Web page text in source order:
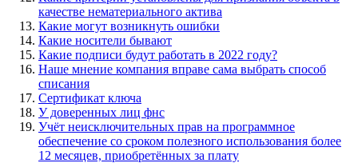
качестве нематериального актива
Какие могут возникнуть ошибки
Какие носители бывают
Какие подписи будут работать в 2022 году?
Наше мнение компания вправе сама выбрать способ
списания
Сертификат ключа
У доверенных лиц фнс
Учёт неисключительных прав на программное
обеспечение со сроком полезного использования более
12 месяцев, приобретённых за плату